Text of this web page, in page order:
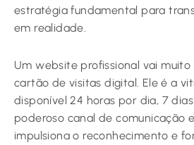
estratégia fundamental para
em realidade.
Um website profissional vai
cartão de visitas digital. Ele é a
disponível 24 horas por dia, 7
poderoso canal de comunicação
impulsiona o reconhecimento e